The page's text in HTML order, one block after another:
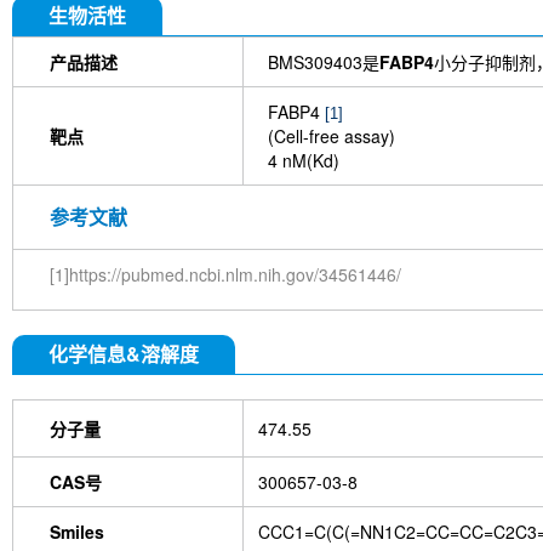
生物活性
产品描述 BMS309403是FABP4小分子抑制剂
靶点
FABP4 [1]
(Cell-free assay)
4 nM(Kd)
参考文献
[1]https://pubmed.ncbi.nlm.nih.gov/34561446/
化学信息&溶解度
分子量 474.55
CAS号 300657-03-8
Smiles